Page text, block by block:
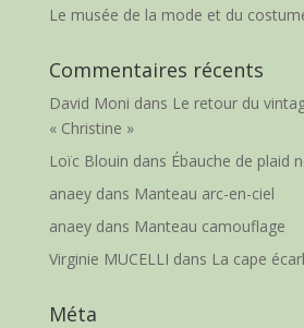
Le musée de la mode et du
Commentaires récents
David Moni dans Le retour du
« Christine »
Loïc Blouin dans Ébauche de plaid
anaeydans Manteau arc-en-ciel
anaeydans Manteau camouflage
Virginie MUCELLI dans La cape
Méta